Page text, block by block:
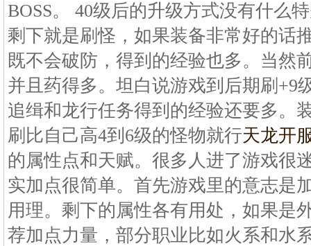
BOSS。 40级后的升级方式没有什么
剩下就是刷怪，如果装备非常好的话
既不会破防，得到的经验也多。当然
并且药得多。坦白说游戏到后期刷+9
追缉和龙行任务得到的经验还要多。
刷比自己高4到6级的怪物就行天龙开
的属性点和天赋。很多人进了游戏很
实加点很简单。首先游戏里的意志是
用理。剩下的属性各有用处，如果是
荐加点力量，部分职业比如火系和水